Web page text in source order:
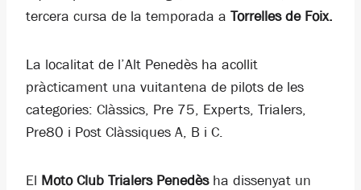
tercera cursa de la temporada a Torrelles de Foix.
La localitat de l’Alt Penedès ha acollit
pràcticament una vuitantena de pilots de les
categories: Clàssics, Pre 75, Experts, Trialers,
Pre80 i Post Clàssiques A, B i C.
El Moto Club Trialers Penedèsha dissenyat un